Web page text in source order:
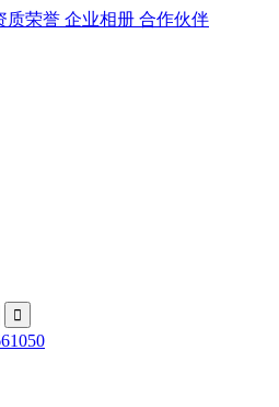
质荣誉 企业相册 合作伙伴
